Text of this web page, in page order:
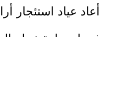
أعاد عياد استئجار
في استعادة عمله